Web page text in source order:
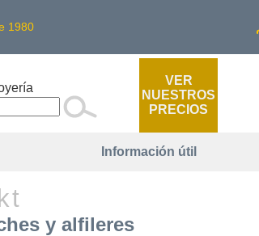
1980
VER
NUESTROS
PRECIOS
Información útil
y alfileres